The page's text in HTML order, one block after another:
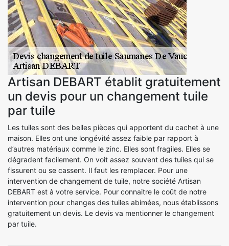
Artisan DEBART établit gratuitement
un devis pour un changement tuile
par tuile
Les tuiles sont des belles pièces qui apportent du cachet à une
maison. Elles ont une longévité assez faible par rapport à
d’autres matériaux comme le zinc. Elles sont fragiles. Elles se
dégradent facilement. On voit assez souvent des tuiles qui se
fissurent ou se cassent. Il faut les remplacer. Pour une
intervention de changement de tuile, notre société Artisan
DEBART est à votre service. Pour connaitre le coût de notre
intervention pour changes des tuiles abimées, nous établissons
gratuitement un devis. Le devis va mentionner le changement
par tuile.